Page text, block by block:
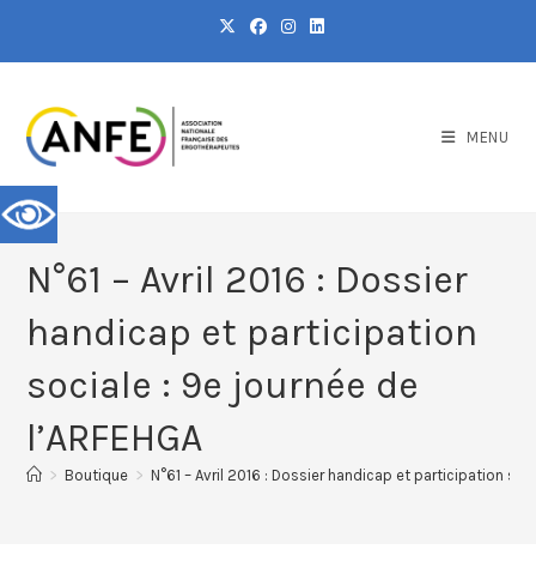
MENU
N°61 – Avril 2016 : Dossier
handicap et participation
sociale : 9e journée de
l’ARFEHGA
> Boutique > N°61 – Avril 2016 : Dossier handicap et participation